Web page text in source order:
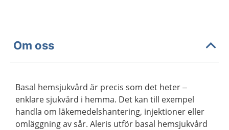
Om oss
Basal hemsjukvård är precis som det heter –
enklare sjukvård i hemma. Det kan till exempel
handla om läkemedelshantering, injektioner eller
omläggning av sår. Aleris utför basal hemsjukvård